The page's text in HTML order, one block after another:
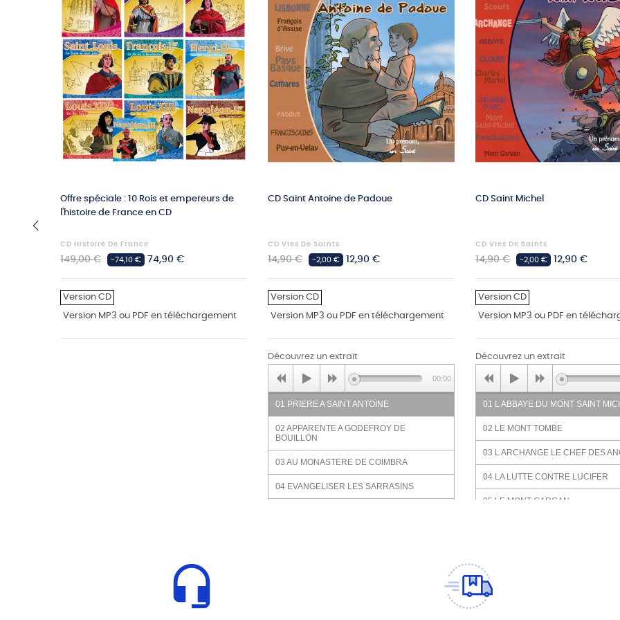
Offre spéciale : 10 Rois et empereurs de
l'histoire de France en CD
CD Histoire De France
Prix
149,00 € -74,10 € Prix
74,90 €
Version CD
Version MP3 ou PDF en téléchargement
CD Saint Antoine de Padoue
CD Vies De Saints
Prix
14,90 € -2,00 € Prix
12,90 €
Version CD
Version MP3 ou PDF en téléchargement
Découvrez un extrait
01 PRIERE A SAINT ANTOINE
02 APPARENTE A GODEFROY DE
BOUILLON
03 AU MONASTERE DE COIMBRA
04 EVANGELISER LES SARRASINS
00:00
CD Saint Michel
CD Vies De Saints
Prix
14,90 € -2,00 € Prix
12,90 €
Version CD
Version MP3 ou PDF en
Découvrez un extrait
01 L ABBAYE DU MONT SAINT
02 LE MONT TOMBE
03 L ARCHANGE LE CHEF DES
04 LA LUTTE CONTRE LUCIFER
05 LE MONT GARGAN
08 AVEC CHARLES MARTEL
09 AVEC JEANNE D ARC